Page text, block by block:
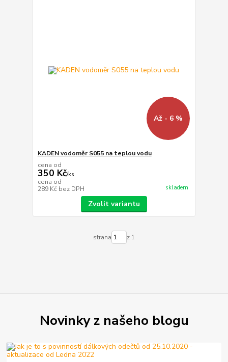
Až - 6 %
KADEN vodoměr S055 na teplou vodu
cena od
350 Kč/ks
cena od
289 Kč bez DPH skladem
Zvolit variantu
strana z 1
Novinky z našeho blogu